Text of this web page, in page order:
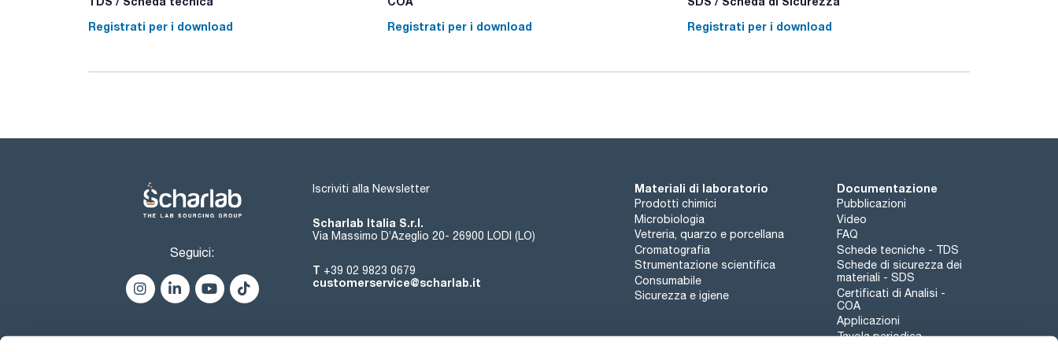
Suitable for cells with diaphragm
Registrati per i download
Registrati per i download
Registrati per i download
Seguici:
Iscriviti alla Newsletter
Scharlab Italia S.r.l.
Via Massimo D’Azeglio 20- 26900 LODI (LO)
T +39 02 9823 0679
customerservice@scharlab.it
Materiali di laboratorio
Prodotti chimici
Microbiologia
Vetreria, quarzo e porcellana
Cromatografia
Strumentazione scientifica
Consumabile
Sicurezza e igiene
Documentazione
Pubblicazioni
Video
FAQ
Schede tecniche - TDS
Schede di sicurezza dei
materiali - SDS
Certificati di Analisi -
COA
Applicazioni
Tavola periodica